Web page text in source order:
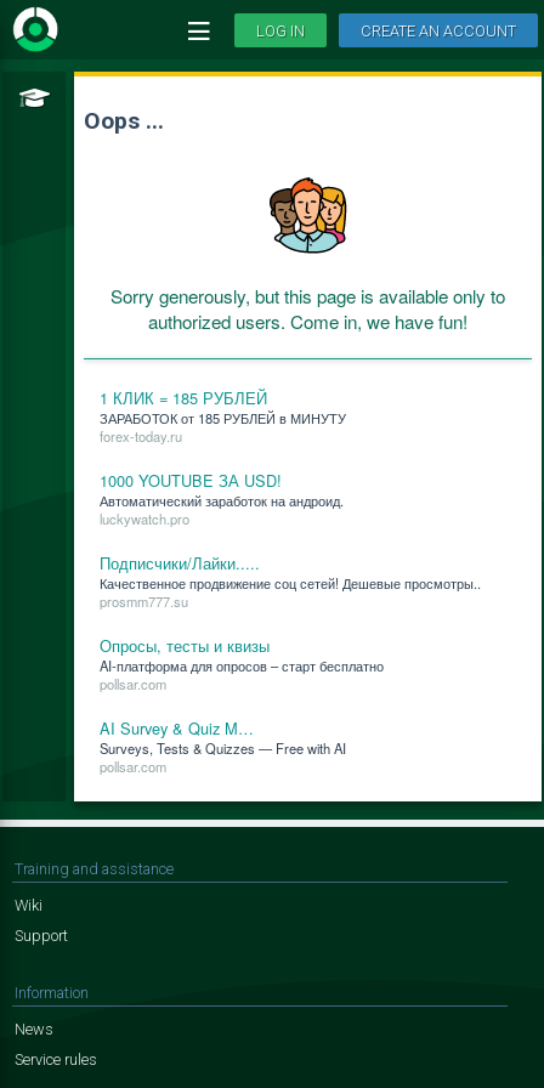
LOG IN CREATE AN ACCOUNT
Oops ...
Sorry generously, but this page is available only to
authorized users. Come in, we have fun!
1 КЛИК = 185 РУБЛЕЙ
ЗАРАБОТОК от 185 РУБЛЕЙ в МИНУТУ
forex-today.ru
1000 YOUTUBE ЗА USD!
Ав­то­ма­ти­че­ский за­ра­бо­ток на ан­дро­ид.
luckywatch.pro
Подписчики/Лайки.....
Ка­че­ствен­ное про­дви­же­ние соц се­тей! Де­ше­вые про­смот­ры..
prosmm777.su
Опросы, тесты и квизы
AI-плат­фор­ма для опро­сов – старт бес­плат­но
pollsar.com
AI Survey & Quiz M…
Surveys, Tests & Quizzes — Free with AI
pollsar.com
Training and assistance
Wiki
Support
Information
News
Service rules